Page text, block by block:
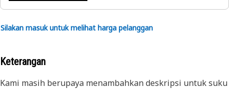
Silakan masuk untuk melihat harga pelanggan
Keterangan
Kami masih berupaya menambahkan deskripsi untuk suku